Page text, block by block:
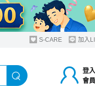
S-CARE 加入
登入
會